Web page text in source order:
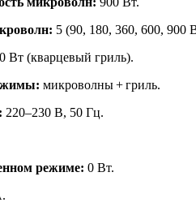
5 (90, 180, 360, 600, 900
Вт (кварцевый гриль).
микроволны + гриль.
220–230 В, 50 Гц.
режиме: 0 Вт.